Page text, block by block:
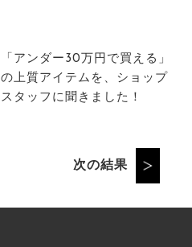
「アンダー30万円で買える」
の上質アイテムを、ショップ
スタッフに聞きました！
次の結果